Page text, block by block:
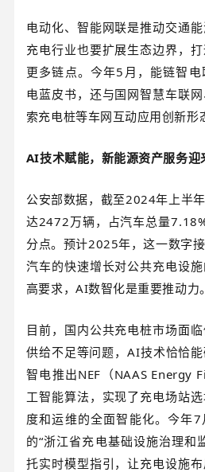
电动化、智能网联是推动交通能
充电行业也要扩展生态边界，
更多链点。今年5月，能链智
电蓝皮书，还与国网智慧车联
索充电桩等车网互动应用创新形
AI技术赋能，新能源资产服务迎
公安部数据，截至2024年上半
达2472万辆，占汽车总量
分点。预计2025年，这一数字
汽车的快速增长对公共充电设
高要求，AI数智化是重要推动力。
目前，国内公共充电桩市场面
供给不足等问题，AI技术恰恰
智电推出NEF（NAAS Energy
工智能算法，实现了充电场站
度和运维的全面智能化。今年
的“浙江省充电基础设施治理和
托实时模型指引，让充电设施